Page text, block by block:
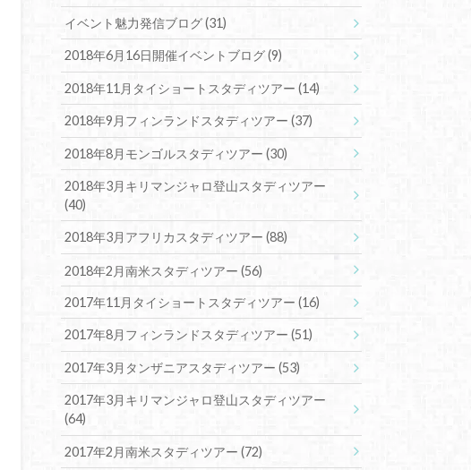
イベント魅力発信ブログ(31)
2018年6月16日開催イベントブログ(9)
2018年11月タイショートスタディツアー(14)
2018年9月フィンランドスタディツアー(37)
2018年8月モンゴルスタディツアー(30)
2018年3月キリマンジャロ登山スタディツアー
(40)
2018年3月アフリカスタディツアー(88)
2018年2月南米スタディツアー(56)
2017年11月タイショートスタディツアー(16)
2017年8月フィンランドスタディツアー(51)
2017年3月タンザニアスタディツアー(53)
2017年3月キリマンジャロ登山スタディツアー
(64)
2017年2月南米スタディツアー(72)